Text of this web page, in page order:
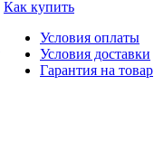
Как купить
Условия оплаты
Условия доставки
Гарантия на товар